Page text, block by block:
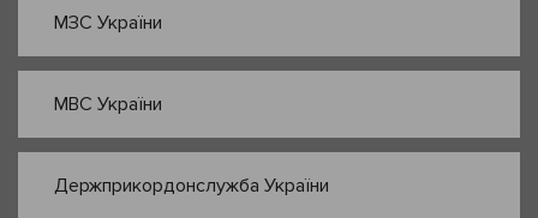
МЗС України
МВС України
Держприкордонслужба України